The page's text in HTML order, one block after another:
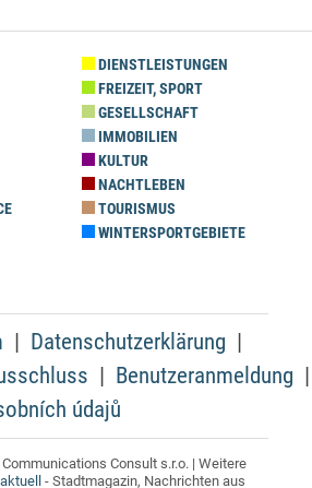
DIENSTLEISTUNGEN
FREIZEIT, SPORT
GESELLSCHAFT
IMMOBILIEN
KULTUR
NACHTLEBEN
TOURISMUS
WINTERSPORTGEBIETE
Datenschutzerklärung
Benutzeranmeldung
údajů
Consult s.r.o. | Weitere
- Stadtmagazin, Nachrichten aus